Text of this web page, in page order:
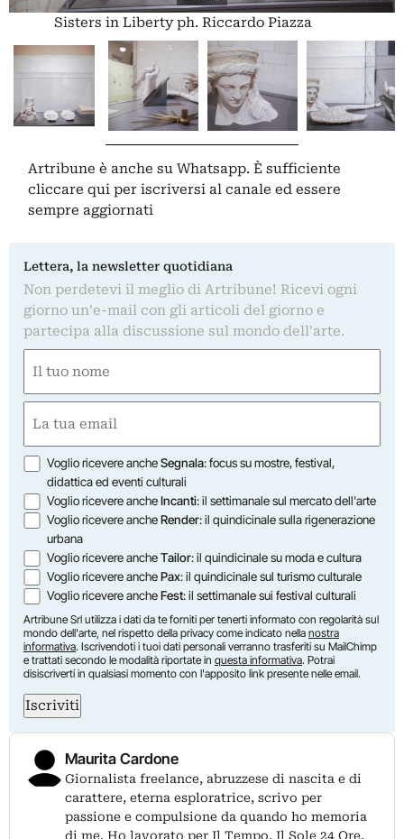
Sisters in Liberty ph. Riccardo Piazza
Artribune è anche su Whatsapp. È sufficiente
cliccare qui per iscriversi al canale ed essere
sempre aggiornati
Lettera, la newsletter quotidiana
Non perdetevi il meglio di Artribune! Ricevi ogni
giorno un'e-mail con gli articoli del giorno e
partecipa alla discussione sul mondo dell'arte.
(Required)
First
(Required)
Opzioni
Voglio ricevere ancheSegnala: focus su mostre, festival,
didattica ed eventi culturali
Voglio ricevere ancheIncanti: il settimanale sul mercato dell'arte
Voglio ricevere ancheRender: il quindicinale sulla rigenerazione
urbana
Voglio ricevere ancheTailor: il quindicinale su moda e cultura
Voglio ricevere anchePax: il quindicinale sul turismo culturale
Voglio ricevere ancheFest: il settimanale sui festival culturali
Artribune Srl utilizza i dati da te forniti per tenerti informato con regolarità sul
mondo dell'arte, nel rispetto della privacy come indicato nella nostra
informativa. Iscrivendoti i tuoi dati personali verranno trasferiti su MailChimp
e trattati secondo le modalità riportate in questa informativa. Potrai
disiscriverti in qualsiasi momento con l'apposito link presente nelle email.
Iscriviti
Maurita Cardone
Giornalista freelance, abruzzese di nascita e di
carattere, eterna esploratrice, scrivo per
passione e compulsione da quando ho memoria
di me. Ho lavorato per Il Tempo, Il Sole 24 Ore,